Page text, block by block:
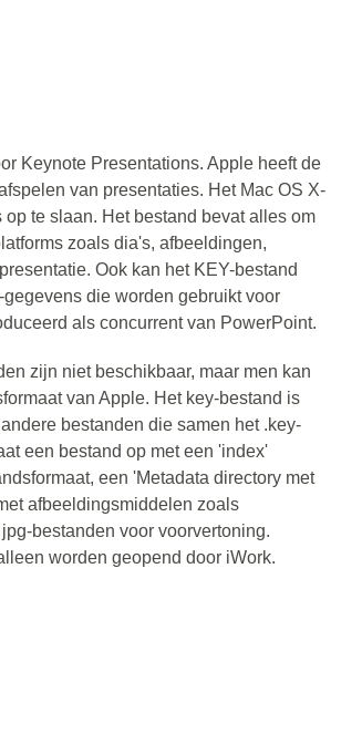
Keynote Presentations. Apple heeft de
van presentaties. Het Mac OS X-
te slaan. Het bestand bevat alles om
zoals dia's, afbeeldingen,
Ook kan het KEY-bestand
die worden gebruikt voor
als concurrent van PowerPoint.
zijn niet beschikbaar, maar men kan
van Apple. Het key-bestand is
bestanden die samen het .key-
een bestand op met een 'index'
een 'Metadata directory met
afbeeldingsmiddelen zoals
bestanden voor voorvertoning.
worden geopend door iWork.